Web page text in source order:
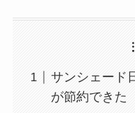
サンシェード
が節約できた